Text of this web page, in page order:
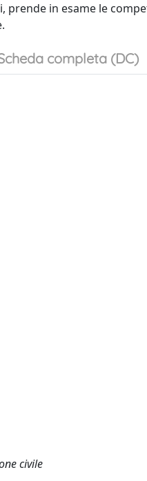
in esame le
completa (DC)
civile